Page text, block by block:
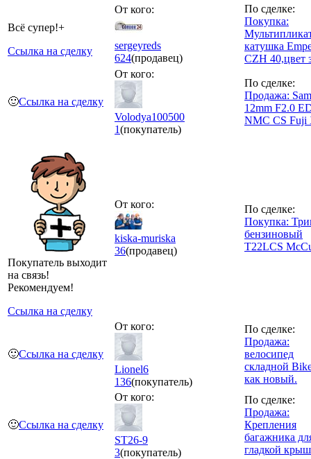
Всё супер!+
Ссылка на сделку
От кого:
sergeyreds
624(продавец)
По сделке:
Покупка:
катушка
CZH 40,цвет
🙂Ссылка на сделку
От кого:
Volodya100500
1(покупатель)
По сделке:
Продажа:
12mm F2.0
NMC CS Fuji
Покупатель выходит
на связь!
Рекомендуем!
Ссылка на сделку
От кого:
kiska-muriska
36(продавец)
По сделке:
Покупка:
бензиновый
T22LCS
🙂Ссылка на сделку
От кого:
Lionel6
136(покупатель)
По сделке:
Продажа:
велосипед
складной
как новый.
🙂Ссылка на сделку
От кого:
ST26-9
3(покупатель)
По сделке:
Продажа:
Крепления
багажника
гладкой